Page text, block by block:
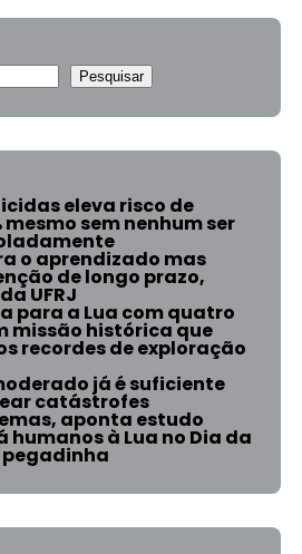
Pesquisar
eleva risco de
mesmo sem nenhum ser
o aprendizado mas
de longo prazo,
UFRJ
para a Lua com quatro
missão histórica que
recordes de exploração
já é suficiente
catástrofes
aponta estudo
humanos à Lua no Dia da
pegadinha